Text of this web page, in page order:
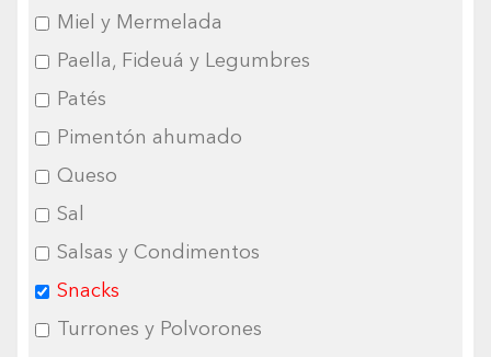
Miel y Mermelada
Paella, Fideuá y Legumbres
Patés
Pimentón ahumado
Queso
Sal
Salsas y Condimentos
Snacks
Turrones y Polvorones